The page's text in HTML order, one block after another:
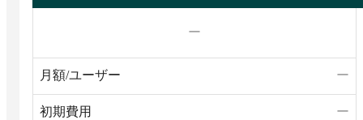
ー
月額/ユーザー ー
初期費用 ー